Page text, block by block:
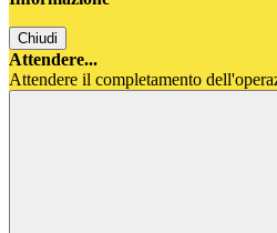
Chiudi
Attendere...
Attendere il completamento